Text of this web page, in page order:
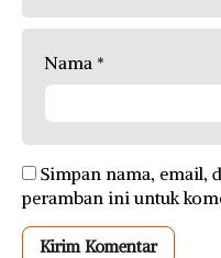
Nama *
Simpan nama, email,
peramban ini untuk